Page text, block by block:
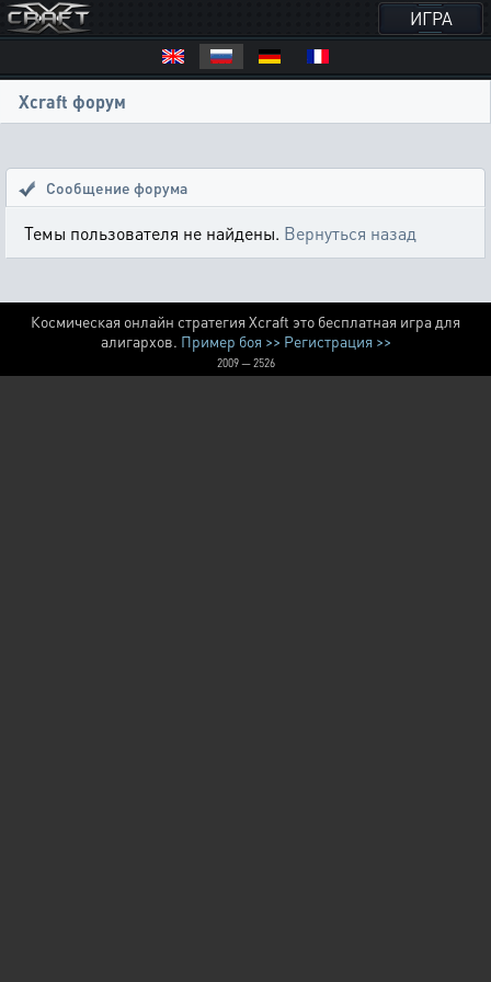
ИГРА
Xcraft форум
Сообщение форума
Темы пользователя не найдены. Вернуться назад
Космическая онлайн стратегия Xcraft это бесплатная игра для
алигархов. Пример боя >> Регистрация >>
2009 — 2526